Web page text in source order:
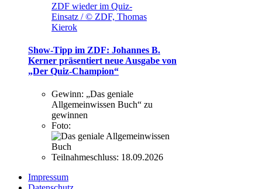
ZDF wieder im Quiz-
Einsatz / © ZDF, Thomas
Kierok
Show-Tipp im ZDF: Johannes B.
Kerner präsentiert neue Ausgabe von
„Der Quiz-Champion“
Gewinn: „Das geniale
Allgemeinwissen Buch“ zu
gewinnen
Foto:
Teilnahmeschluss: 18.09.2026
Impressum